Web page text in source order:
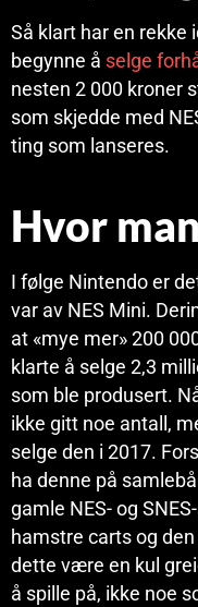
Så klart har en rekke
begynne å selge
nesten 2 000 kroner
som skjedde med
ting som lanseres.
Hvor
I følge Nintendo er
var av NES Mini.
at «mye mer» 200
klarte å selge 2,3
som ble produsert.
ikke gitt noe antall,
selge den i 2017.
ha denne på
gamle NES- og
hamstre carts og
dette være en kul
å spille på, ikke noe